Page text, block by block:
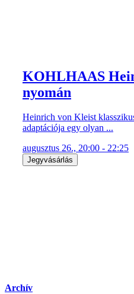
KOHLHAAS
nyomán
Heinrich von Kleist
adaptációja egy olyan ...
augusztus 26., 20:00 - 22:25
Jegyvásárlás
Archív